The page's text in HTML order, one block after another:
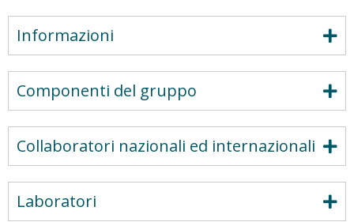
Informazioni
Componenti del gruppo
Collaboratori nazionali ed internazionali
Laboratori